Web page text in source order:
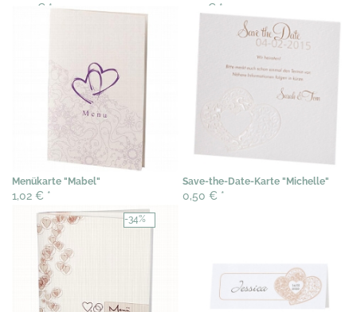
3,07 € * 3,07 € *
Menükarte "Mabel"
1,02 € *
Save-the-Date-Karte "Michelle"
0,50 € *
-34%